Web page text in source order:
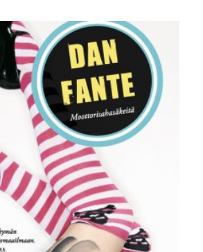
30,00 €.
on:
5,00 €.